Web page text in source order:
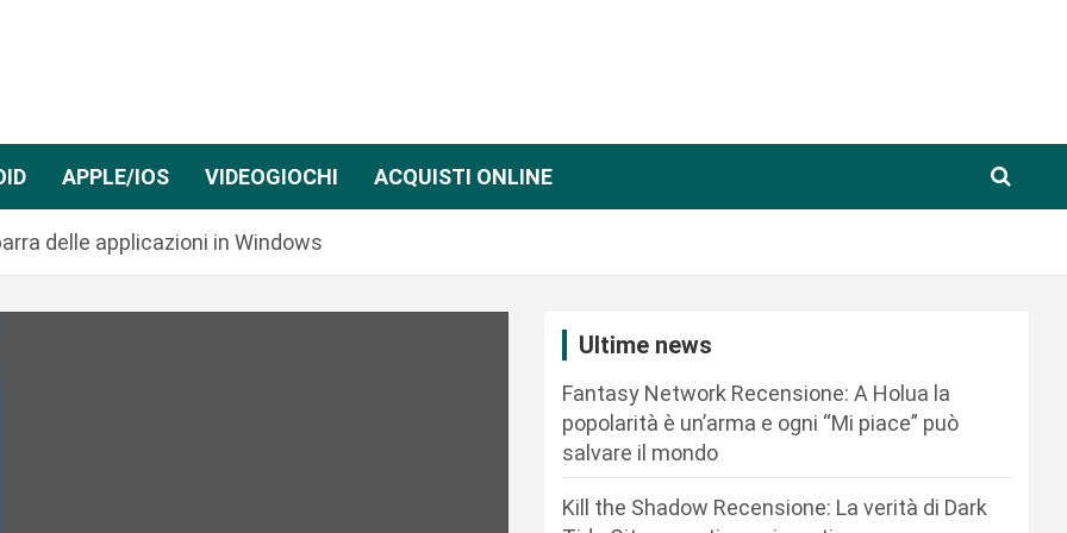
APPLE/IOS VIDEOGIOCHI ACQUISTI ONLINE
delle applicazioni in Windows
Ultime news
Fantasy Network Recensione: A Holua la
popolarità è un’arma e ogni “Mi piace” può
salvare il mondo
Kill the Shadow Recensione: La verità di Dark